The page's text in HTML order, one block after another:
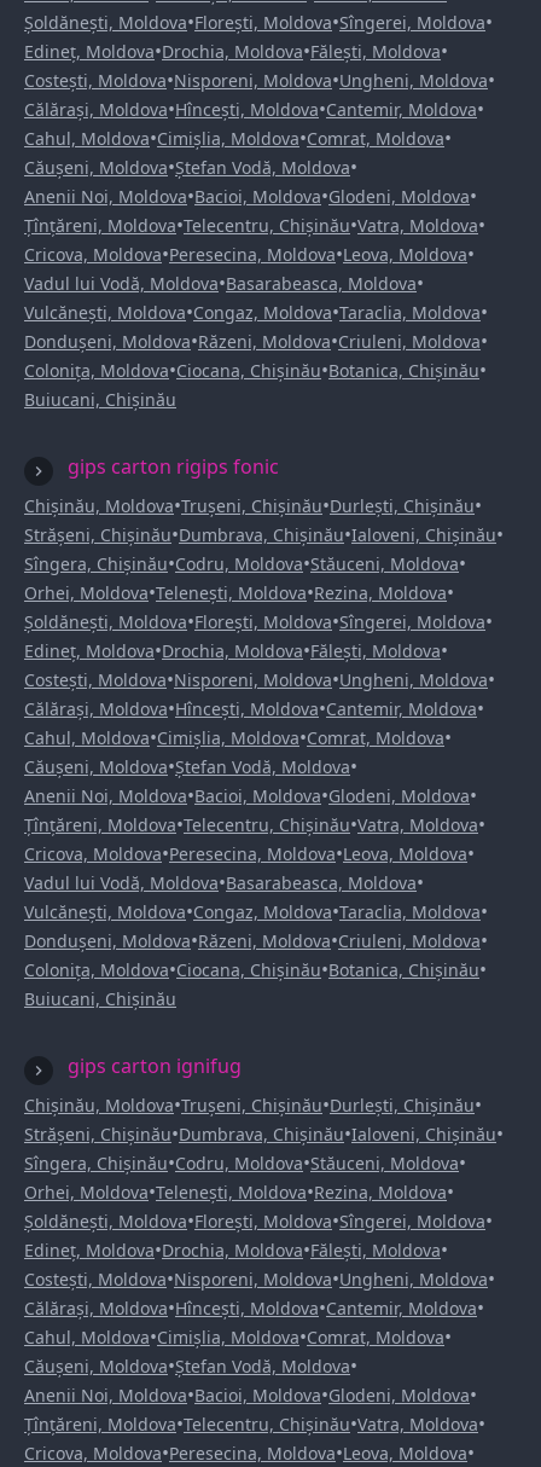
Șoldănești, Moldova•Florești, Moldova•Sîngerei, Moldova•
Edineț, Moldova•Drochia, Moldova•Fălești, Moldova•
Costești, Moldova•Nisporeni, Moldova•Ungheni, Moldova•
Călărași, Moldova•Hîncești, Moldova•Cantemir, Moldova•
Cahul, Moldova•Cimișlia, Moldova•Comrat, Moldova•
Căușeni, Moldova•Ștefan Vodă, Moldova•
Anenii Noi, Moldova•Bacioi, Moldova•Glodeni, Moldova•
Țînțăreni, Moldova•Telecentru, Chișinău•Vatra, Moldova•
Cricova, Moldova•Peresecina, Moldova•Leova, Moldova•
Vadul lui Vodă, Moldova•Basarabeasca, Moldova•
Vulcănești, Moldova•Congaz, Moldova•Taraclia, Moldova•
Dondușeni, Moldova•Răzeni, Moldova•Criuleni, Moldova•
Colonița, Moldova•Ciocana, Chișinău•Botanica, Chișinău•
Buiucani, Chișinău
gips carton rigips fonic
Chișinău, Moldova•Trușeni, Chișinău•Durlești, Chișinău•
Strășeni, Chișinău•Dumbrava, Chișinău•Ialoveni, Chișinău•
Sîngera, Chișinău•Codru, Moldova•Stăuceni, Moldova•
Orhei, Moldova•Telenești, Moldova•Rezina, Moldova•
Șoldănești, Moldova•Florești, Moldova•Sîngerei, Moldova•
Edineț, Moldova•Drochia, Moldova•Fălești, Moldova•
Costești, Moldova•Nisporeni, Moldova•Ungheni, Moldova•
Călărași, Moldova•Hîncești, Moldova•Cantemir, Moldova•
Cahul, Moldova•Cimișlia, Moldova•Comrat, Moldova•
Căușeni, Moldova•Ștefan Vodă, Moldova•
Anenii Noi, Moldova•Bacioi, Moldova•Glodeni, Moldova•
Țînțăreni, Moldova•Telecentru, Chișinău•Vatra, Moldova•
Cricova, Moldova•Peresecina, Moldova•Leova, Moldova•
Vadul lui Vodă, Moldova•Basarabeasca, Moldova•
Vulcănești, Moldova•Congaz, Moldova•Taraclia, Moldova•
Dondușeni, Moldova•Răzeni, Moldova•Criuleni, Moldova•
Colonița, Moldova•Ciocana, Chișinău•Botanica, Chișinău•
Buiucani, Chișinău
gips carton ignifug
Chișinău, Moldova•Trușeni, Chișinău•Durlești, Chișinău•
Strășeni, Chișinău•Dumbrava, Chișinău•Ialoveni, Chișinău•
Sîngera, Chișinău•Codru, Moldova•Stăuceni, Moldova•
Orhei, Moldova•Telenești, Moldova•Rezina, Moldova•
Șoldănești, Moldova•Florești, Moldova•Sîngerei, Moldova•
Edineț, Moldova•Drochia, Moldova•Fălești, Moldova•
Costești, Moldova•Nisporeni, Moldova•Ungheni, Moldova•
Călărași, Moldova•Hîncești, Moldova•Cantemir, Moldova•
Cahul, Moldova•Cimișlia, Moldova•Comrat, Moldova•
Căușeni, Moldova•Ștefan Vodă, Moldova•
Anenii Noi, Moldova•Bacioi, Moldova•Glodeni, Moldova•
Țînțăreni, Moldova•Telecentru, Chișinău•Vatra, Moldova•
Cricova, Moldova•Peresecina, Moldova•Leova, Moldova•